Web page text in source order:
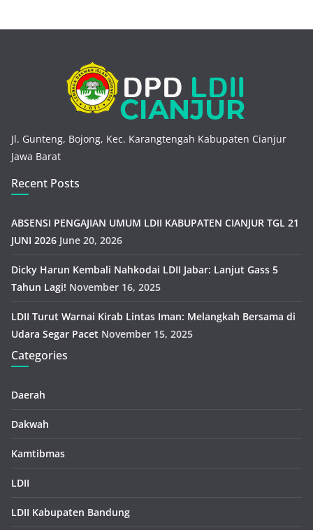
Jl. Gunteng, Bojong, Kec. Karangtengah Kabupaten Cianjur
Jawa Barat
Recent Posts
ABSENSI PENGAJIAN UMUM LDII KABUPATEN CIANJUR TGL 21
JUNI 2026 June 20, 2026
Dicky Harun Kembali Nahkodai LDII Jabar: Lanjut Gass 5
Tahun Lagi! November 16, 2025
LDII Turut Warnai Kirab Lintas Iman: Melangkah Bersama di
Udara Segar Pacet November 15, 2025
Categories
Daerah
Dakwah
Kamtibmas
LDII
LDII Kabupaten Bandung